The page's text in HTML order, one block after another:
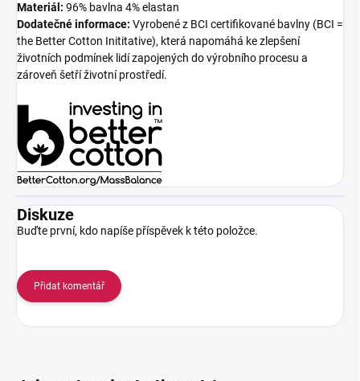
Materiál: 96% bavlna 4% elastan
Dodatečné informace: Vyrobené z BCI certifikované bavlny (BCI =
the Better Cotton Inititative), která napomáhá ke zlepšení
životních podmínek lidí zapojených do výrobního procesu a
zároveň šetří životní prostředí.
Diskuze
Buďte první, kdo napíše příspěvek k této položce.
Přidat komentář